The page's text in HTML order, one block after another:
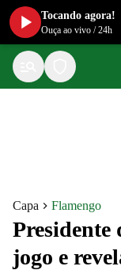
Capa Flamengo
Presidente
jogo e
Tocando agora!
Ouça ao vivo /24h